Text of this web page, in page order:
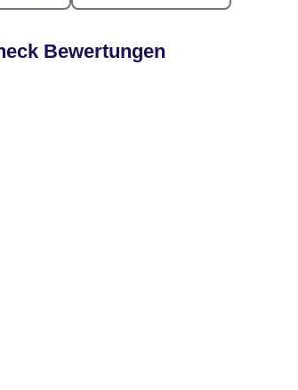
Bewertungen